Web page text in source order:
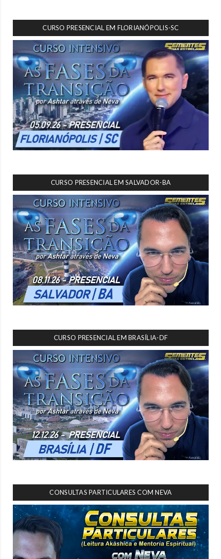
CURSO PRESENCIAL EM FLORIANÓPOLIS-SC
CURSO PRESENCIAL EM SALVADOR-BA
CURSO PRESENCIAL EM BRASÍLIA-DF
CONSULTAS PARTICULARES COM NEVA